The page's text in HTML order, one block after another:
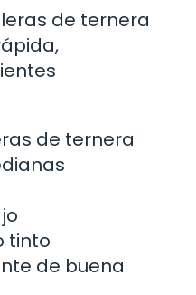
de ternera
de ternera
tinto
de buena